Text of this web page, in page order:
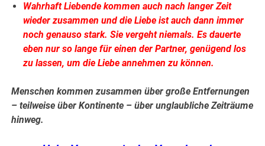
Wahrhaft Liebende kommen auch nach langer Zeit
wieder zusammen und die Liebe ist auch dann immer
noch genauso stark. Sie vergeht niemals. Es dauerte
eben nur so lange für einen der Partner, genügend los
zu lassen, um die Liebe annehmen zu können.
Menschen kommen zusammen über große Entfernungen
– teilweise über Kontinente – über unglaubliche Zeiträume
hinweg.